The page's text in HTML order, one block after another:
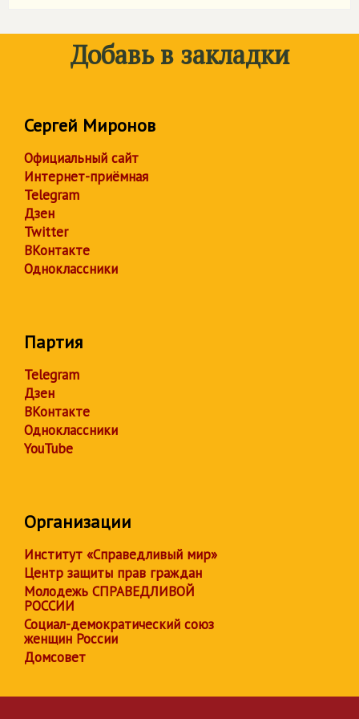
Добавь в закладки
Сергей Миронов
Официальный сайт
Интернет-приёмная
Telegram
Дзен
Twitter
ВКонтакте
Одноклассники
Партия
Telegram
Дзен
ВКонтакте
Одноклассники
YouTube
Организации
Институт «Справедливый мир»
Центр защиты прав граждан
Молодежь СПРАВЕДЛИВОЙ
РОССИИ
Социал-демократический союз
женщин России
Домсовет